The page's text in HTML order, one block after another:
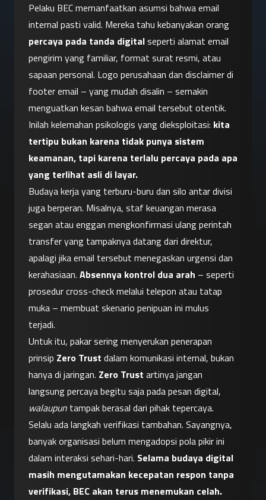
Pelaku BEC memanfaatkan asumsi bahwa email
percaya pada tanda digital seperti alamat email
pengirim yang familiar, format surat resmi, atau
sapaan personal. Logo perusahaan dan disclaimer di
footer email – yang mudah disalin – semakin
menguatkan kesan bahwa email tersebut otentik.
Inilah kelemahan psikologis yang dieksploitasi: kita
tertipu bukan karena tidak punya sistem
keamanan, tapi karena terlalu percaya pada apa
yang terlihat asli di layar.
Budaya kerja yang terburu-buru dan silo antar divisi
juga berperan. Misalnya, staf keuangan merasa
segan atau enggan mengkonfirmasi ulang perintah
transfer yang tampaknya datang dari direktur,
apalagi jika email tersebut menegaskan urgensi dan
kerahasiaan. Absennya kontrol dua arah – seperti
prosedur cross-check melalui telepon atau tatap
muka – membuat skenario penipuan ini mulus
terjadi.
Untuk itu, pakar sering menyerukan penerapan
prinsip Zero Trust dalam komunikasi internal, bukan
hanya di jaringan. Zero Trust artinya jangan
walaupun tampak berasal dari pihak tepercaya.
Selalu ada langkah verifikasi tambahan. Sayangnya,
banyak organisasi belum mengadopsi pola pikir ini
dalam interaksi sehari-hari. Selama budaya digital
masih mengutamakan kecepatan respon tanpa
verifikasi, BEC akan terus menemukan celah.